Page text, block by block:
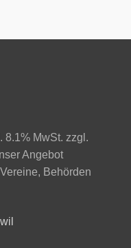
8.1% MwSt. zzgl.
Angebot
Behörden